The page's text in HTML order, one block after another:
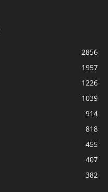
2856
1957
1226
1039
914
818
455
407
382